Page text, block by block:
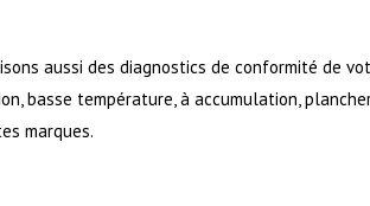
aussi des diagnostics de conformité de
basse température, à accumulation,
marques.